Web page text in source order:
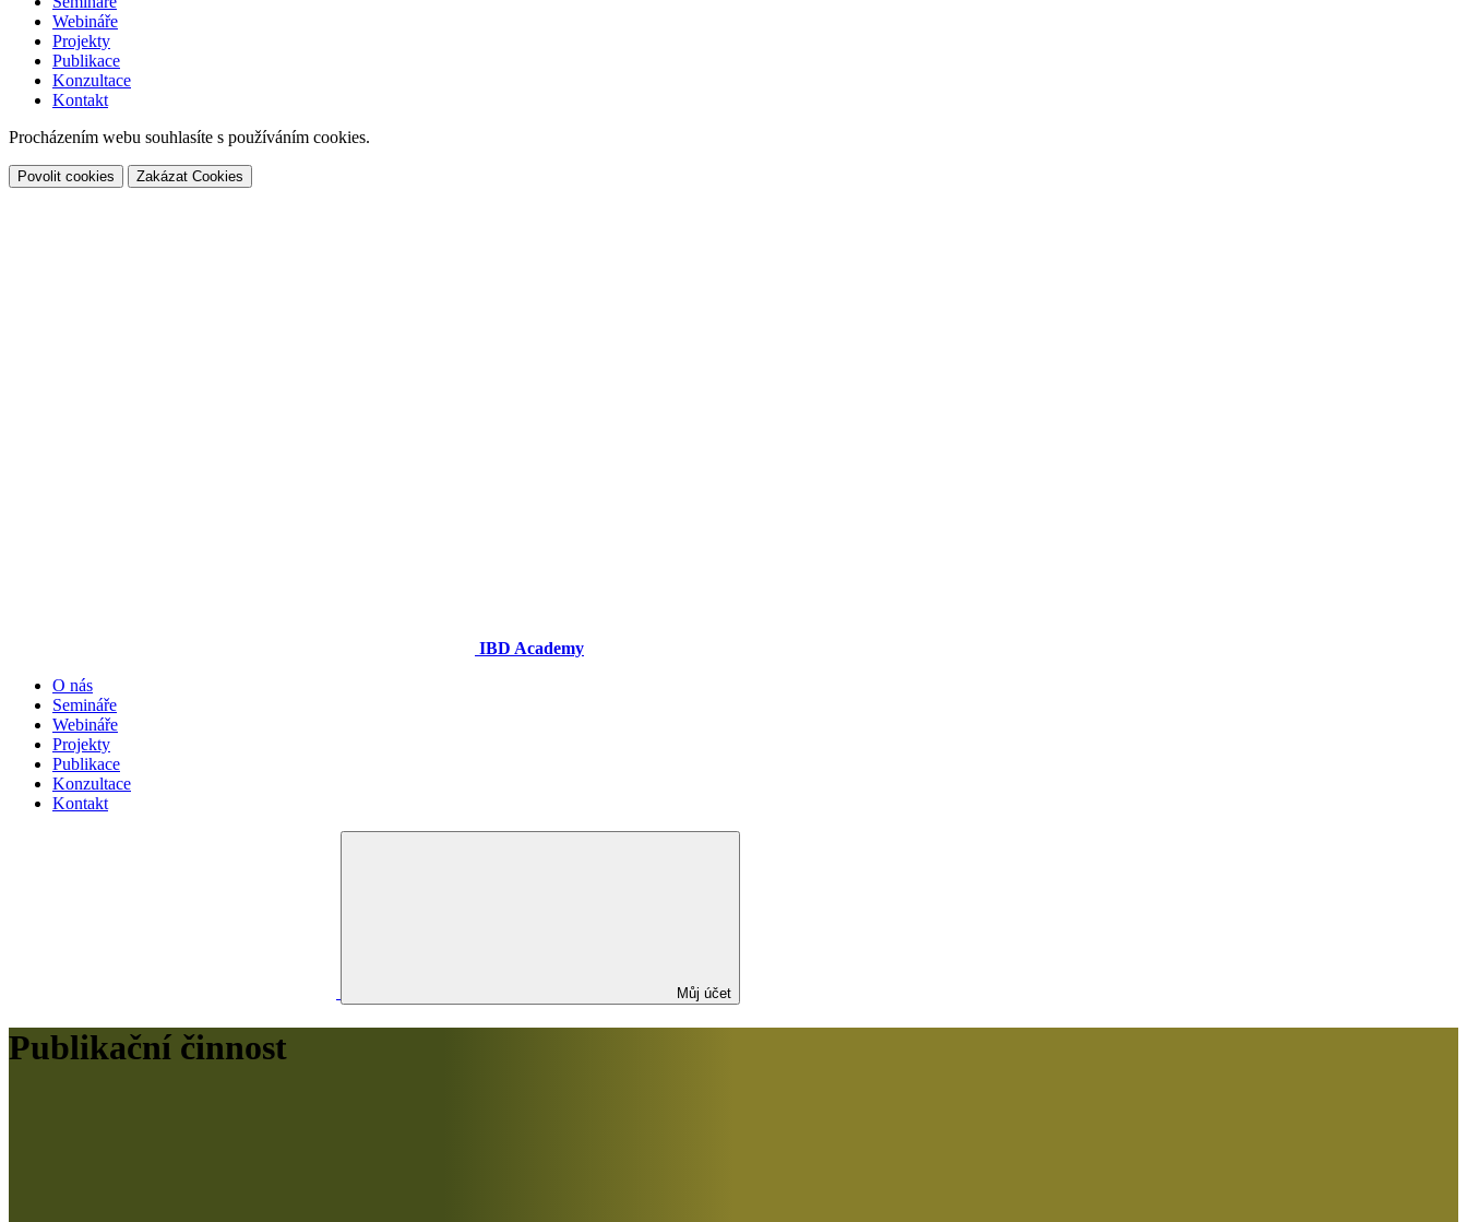
Webináře
Projekty
Publikace
Konzultace
Kontakt
Procházením webu souhlasíte s používáním cookies.
Povolit cookies Zakázat Cookies
IBD Academy
O nás
Semináře
Webináře
Projekty
Publikace
Konzultace
Kontakt
Můj účet
Publikační činnost